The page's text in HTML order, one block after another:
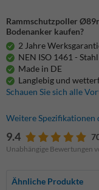
Rammschutzpoller
Bodenanker kaufen?
2 Jahre
NEN ISO 1461 -
Made in DE
Langlebig und
Schauen Sie sich alle
Weitere Spezifikationen
9.4
Unabhängige Bewertungen
Ähnliche Produkte